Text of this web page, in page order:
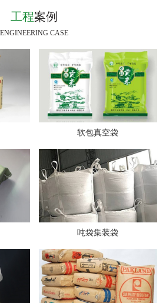
工程案例
ENGINEERING CASE
软包真空袋
吨袋集装袋